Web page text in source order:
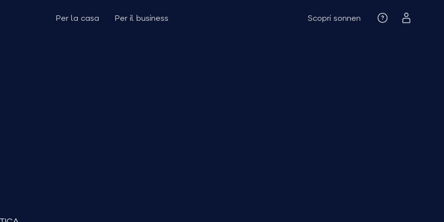
Per la casa Per il business Scopri sonnen